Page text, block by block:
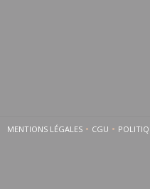
fenêtre))
fenêtre))
une nouvelle fenêtre))
MENTIONS LÉGALES((OUVRE UNE NOUVELLE
CGU((OUVRE